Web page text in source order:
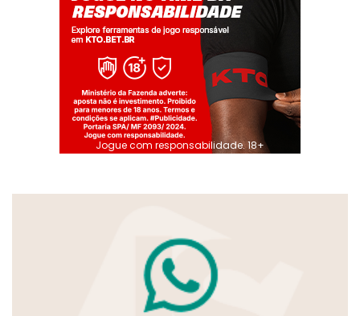
Jogue com responsabilidade. 18+